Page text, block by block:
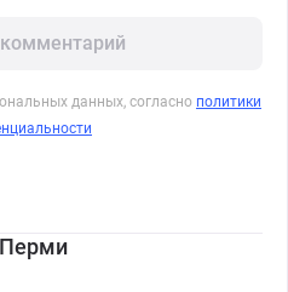
данных, согласно политики
Перми